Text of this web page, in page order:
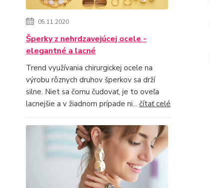
05.11.2020
Šperky z nehrdzavejúcej ocele -
elegantné a lacné
Trend využívania chirurgickej ocele na
výrobu rôznych druhov šperkov sa drží
silne. Niet sa čomu čudovať, je to oveľa
lacnejšie a v žiadnom prípade ni... čítať celé